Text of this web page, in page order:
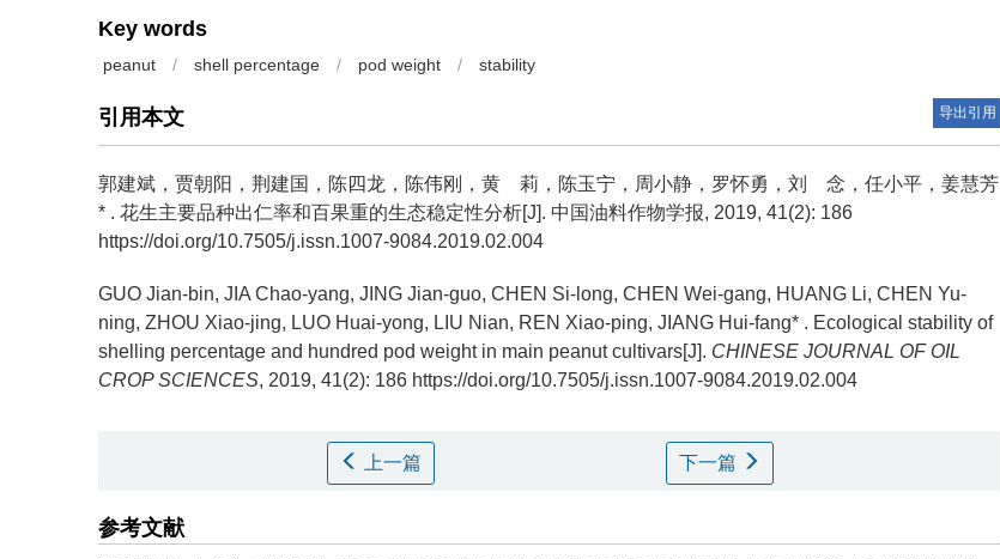
Key words
peanut / shell percentage / pod weight / stability
引用本文 导出引用
郭建斌，贾朝阳，荆建国，陈四龙，陈伟刚，黄 莉，陈玉宁，周小静，罗怀勇，刘 念，任小平，姜慧芳
* . 花生主要品种出仁率和百果重的生态稳定性分析[J]. 中国油料作物学报, 2019, 41(2): 186
https://doi.org/10.7505/j.issn.1007-9084.2019.02.004
GUO Jian-bin, JIA Chao-yang, JING Jian-guo, CHEN Si-long, CHEN Wei-gang, HUANG Li, CHEN Yu-
ning, ZHOU Xiao-jing, LUO Huai-yong, LIU Nian, REN Xiao-ping, JIANG Hui-fang* . Ecological stability of
shelling percentage and hundred pod weight in main peanut cultivars[J]. CHINESE JOURNAL OF OIL
CROP SCIENCES, 2019, 41(2): 186 https://doi.org/10.7505/j.issn.1007-9084.2019.02.004
上一篇 下一篇
参考文献